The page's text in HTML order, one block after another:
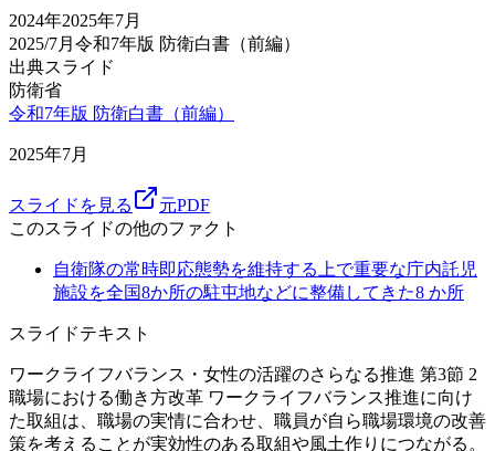
2024年2025年7月
2025/7月 令和7年版 防衛白書（前編）
出典スライド
防衛省
令和7年版 防衛白書（前編）
2025年7月
スライドを見る
元PDF
このスライドの他のファクト
自衛隊の常時即応態勢を維持する上で重要な庁内託児
施設を全国8か所の駐屯地などに整備してきた8 か所
スライドテキスト
ワークライフバランス・女性の活躍のさらなる推進 第3節 2
職場における働き方改革 ワークライフバランス推進に向け
た取組は、職場の実情に合わせ、職員が自ら職場環境の改善
策を考えることが実効性のある取組や風土作りにつながる。